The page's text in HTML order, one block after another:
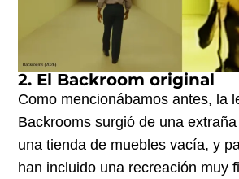
2. El Backroom original
Como mencionábamos antes, la
Backrooms surgió de una
una tienda de muebles vacía, y
han incluido una recreación muy